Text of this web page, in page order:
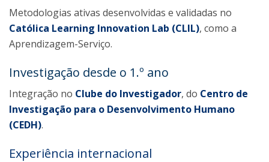
Metodologias ativas desenvolvidas e validadas no
Católica Learning Innovation Lab (CLIL), como a
Aprendizagem-Serviço.
Investigação desde o 1.º ano
Integração no Clube do Investigador, do Centro de
Investigação para o Desenvolvimento Humano
(CEDH).
Experiência internacional